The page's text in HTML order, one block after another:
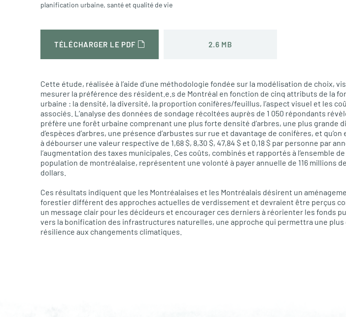
planification urbaine, santé et qualité de vie
TÉLÉCHARGER LE PDF 2.6 MB
Cette étude, réalisée à l’aide d’une méthodologie fondée sur la modélisation de choix,
mesurer la préférence des résident.e.s de Montréal en fonction de cinq attributs de la
urbaine : la densité, la diversité, la proportion conifères/feuillus, l’aspect visuel et les
associés. L’analyse des données de sondage récoltées auprès de 1 050 répondants
préfère une forêt urbaine comprenant une plus forte densité d’arbres, une plus grande
d’espèces d’arbres, une présence d’arbustes sur rue et davantage de conifères, et qu’on
à débourser une valeur respective de 1,68 $, 8,30 $, 47,84 $ et 0,18 $ par personne par
l’augmentation des taxes municipales. Ces coûts, combinés et rapportés à l’ensemble de
population de montréalaise, représentent une volonté à payer annuelle de 116 millions de
dollars.
Ces résultats indiquent que les Montréalaises et les Montréalais désirent un
forestier différent des approches actuelles de verdissement et devraient être perçus
un message clair pour les décideurs et encourager ces derniers à réorienter les fonds
vers la bonification des infrastructures naturelles, une approche qui permettra une plus
résilience aux changements climatiques.